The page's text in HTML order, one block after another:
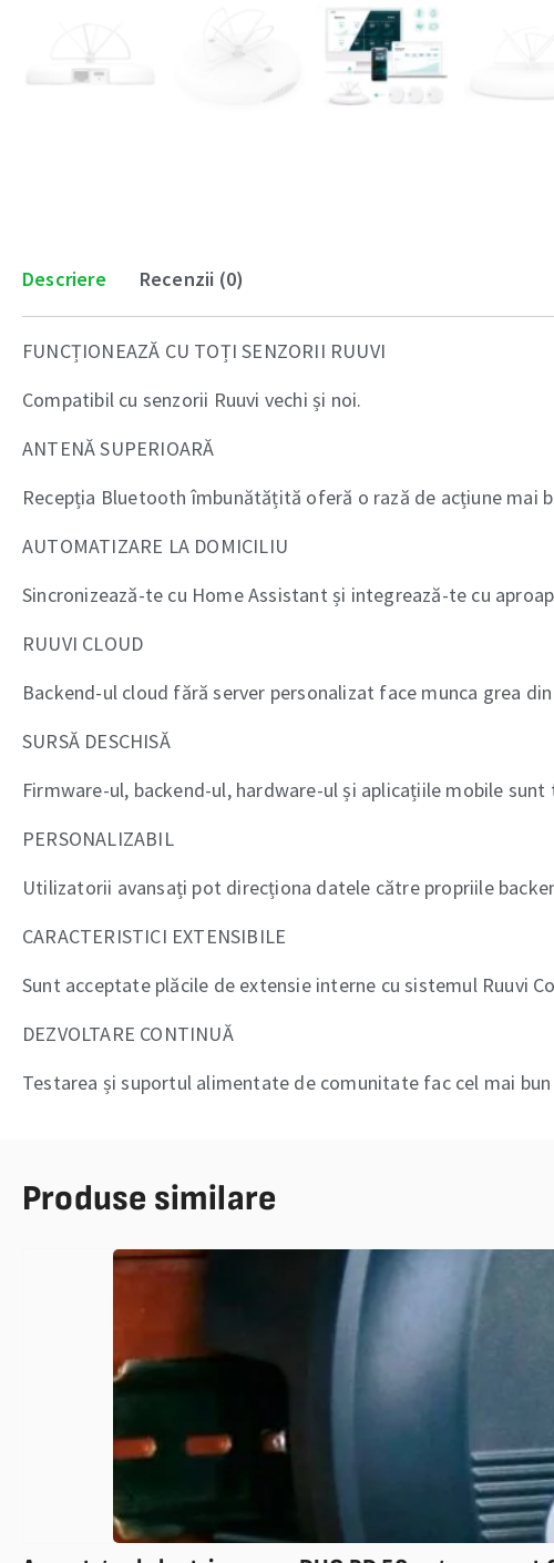
Descriere Recenzii (0)
FUNCȚIONEAZĂ CU TOȚI SENZORII RUUVI
Compatibil cu senzorii Ruuvi vechi și noi.
ANTENĂ SUPERIOARĂ
Recepția Bluetooth îmbunătățită oferă o rază de acțiune mai
AUTOMATIZARE LA DOMICILIU
Sincronizează-te cu Home Assistant și integrează-te cu
RUUVI CLOUD
Backend-ul cloud fără server personalizat face munca grea
SURSĂ DESCHISĂ
Firmware-ul, backend-ul, hardware-ul și aplicațiile mobile sunt
PERSONALIZABIL
Utilizatorii avansați pot direcționa datele către propriile
CARACTERISTICI EXTENSIBILE
Sunt acceptate plăcile de extensie interne cu sistemul Ruuvi
DEZVOLTARE CONTINUĂ
Testarea și suportul alimentate de comunitate fac cel mai